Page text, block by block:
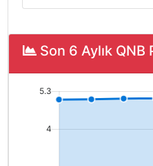
Son 6 Aylık QNB